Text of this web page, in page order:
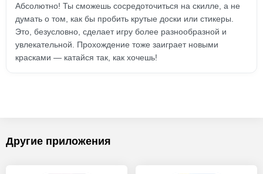
Абсолютно! Ты сможешь сосредоточиться на скилле, а не
думать о том, как бы пробить крутые доски или стикеры.
Это, безусловно, сделает игру более разнообразной и
увлекательной. Прохождение тоже заиграет новыми
красками — катайся так, как хочешь!
Другие приложения